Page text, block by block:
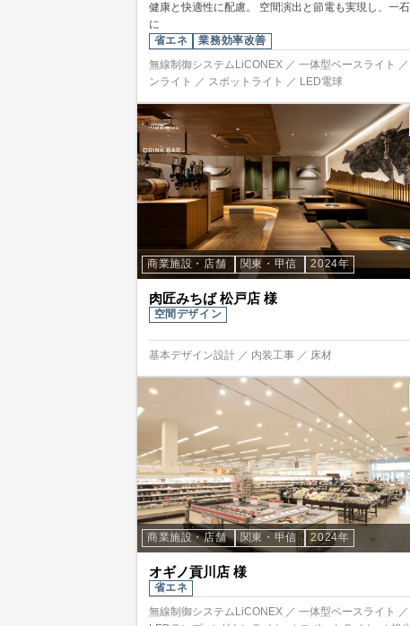
健康と快適性に配慮。 空間演出と節電も実現し、一
に
省エネ
業務効率改善
無線制御システムLiCONEX ／ 一体型ベースライト
ンライト ／ スポットライト ／ LED電球
商業施設・店舗 関東・甲信 2024年
肉匠みちば 松戸店 様
空間デザイン
基本デザイン設計 ／ 内装工事 ／ 床材
商業施設・店舗 関東・甲信 2024年
オギノ貢川店 様
省エネ
無線制御システムLiCONEX ／ 一体型ベースライト